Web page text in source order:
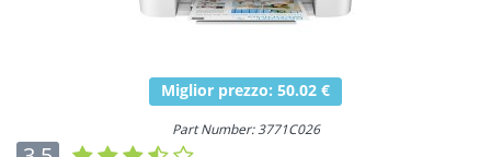
Miglior prezzo: 50.02 €
Part Number: 3771C026